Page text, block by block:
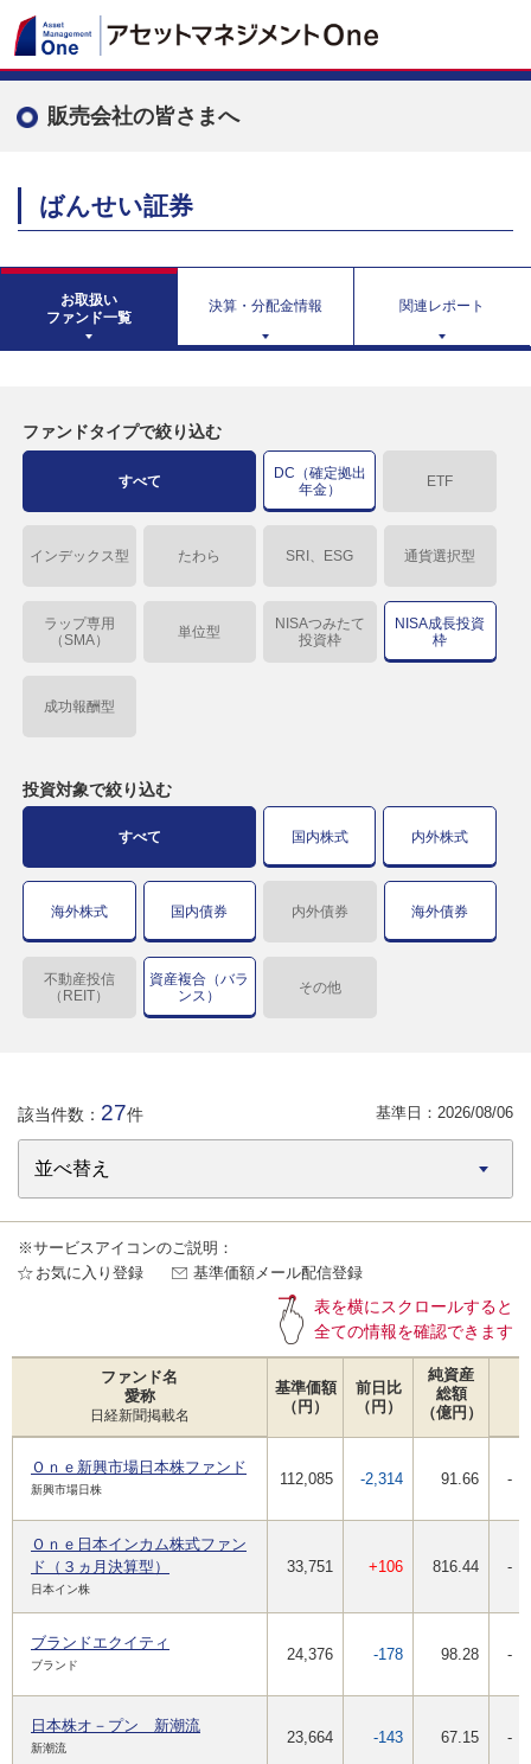
販売会社の皆さまへ
ばんせい証券
お取扱い
ファンド一覧
決算・分配金情報 関連レポート
ファンドタイプで絞り込む
すべて
DC（確定拠出
年金）
ETF
インデックス型 たわら SRI、ESG 通貨選択型
ラップ専用
（SMA）
単位型
NISAつみたて
投資枠
NISA成長投資
枠
成功報酬型
投資対象で絞り込む
すべて 国内株式 内外株式
海外株式 国内債券 内外債券 海外債券
不動産投信
（REIT）
資産複合（バラ
ンス）
その他
該当件数： 27件 基準日： 2026/08/06
※サービスアイコンのご説明：
お気に入り登録
基準価額メール配信登録
表を横にスクロールすると
全ての情報を確認できます
ファンド名
愛称
日経新聞掲載名
基準価額
（円）
前日比
（円）
純資産
総額
（億円）
Ｏｎｅ新興市場日本株ファンド
新興市場日株
112,085 -2,314 91.66 -
Ｏｎｅ日本インカム株式ファン
ド（３ヵ月決算型）
日本イン株
33,751 +106 816.44 -
ブランドエクイティ
ブランド
24,376 -178 98.28 -
日本株オ－プン 新潮流
新潮流
23,664 -143 67.15 -